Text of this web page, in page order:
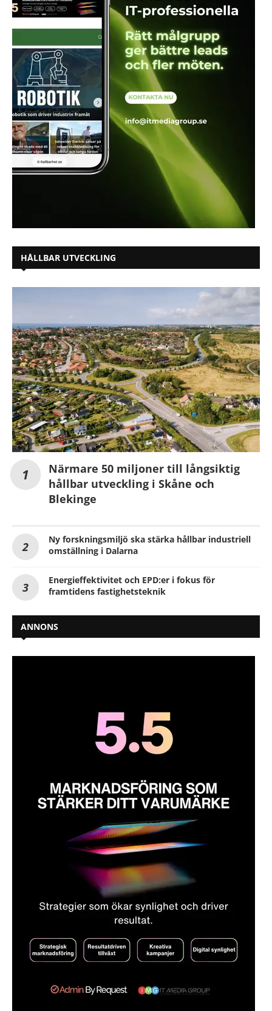
HÅLLBAR UTVECKLING
Närmare 50 miljoner till långsiktig
hållbar utveckling i Skåne och
Blekinge
Ny forskningsmiljö ska stärka hållbar industriell
omställning i Dalarna
Energieffektivitet och EPD:er i fokus för
framtidens fastighetsteknik
ANNONS